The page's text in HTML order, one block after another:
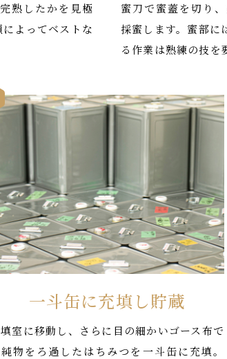
熟したかを見極
よってベストな
蜜刀で蜜蓋を切り
採蜜します。蜜部に
る作業は熟練の技を
一斗缶に充填し貯蔵
室に移動し、さらに目の細かいゴース布で
物をろ過したはちみつを一斗缶に充填。